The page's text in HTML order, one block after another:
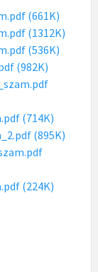
(661K)
(1312K)
(536K)
(982K)
(714K)
(895K)
(224K)